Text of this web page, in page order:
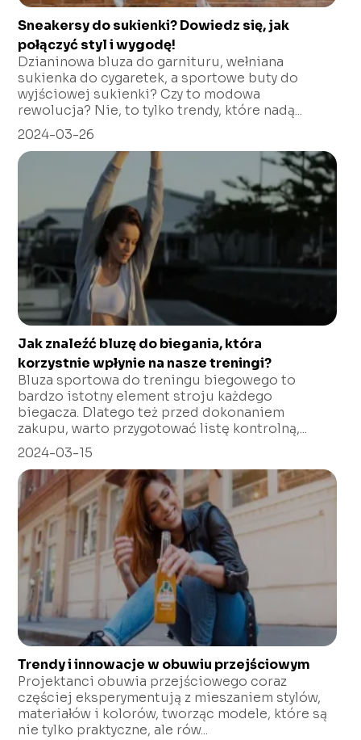
Sneakersy do sukienki? Dowiedz się, jak
połączyć styl i wygodę!
Dzianinowa bluza do garnituru, wełniana
sukienka do cygaretek, a sportowe buty do
wyjściowej sukienki? Czy to modowa
rewolucja? Nie, to tylko trendy, które nadą...
2024-03-26
Jak znaleźć bluzę do biegania, która
korzystnie wpłynie na nasze treningi?
Bluza sportowa do treningu biegowego to
bardzo istotny element stroju każdego
biegacza. Dlatego też przed dokonaniem
zakupu, warto przygotować listę kontrolną,...
2024-03-15
Trendy i innowacje w obuwiu przejściowym
Projektanci obuwia przejściowego coraz
częściej eksperymentują z mieszaniem stylów,
materiałów i kolorów, tworząc modele, które są
nie tylko praktyczne, ale rów...